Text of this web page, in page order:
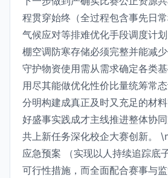
程贯穿始终（全过程包含事先日
气候应对等排难优化手段调度计
棚空调防寒存储必须完整并能减
守护物资使用需从需求确定各类
用尽其能做优化性价比量统筹常
分明构建成真正及时又充足的材
好盛事实践成才主线推进整体协
共上新任务深化校企大赛创新。
应急预案 （实现以人持续追踪底
可行性措施，而全面配合赛事与